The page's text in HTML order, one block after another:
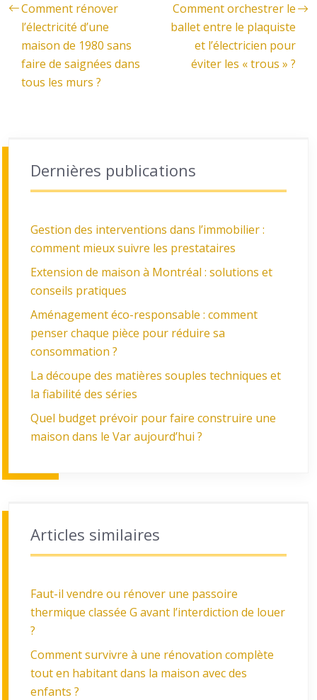
Comment rénover
l’électricité d’une
maison de 1980 sans
faire de saignées dans
tous les murs ?
Comment orchestrer le
ballet entre le plaquiste
et l’électricien pour
éviter les « trous » ?
Dernières publications
Gestion des interventions dans l’immobilier :
comment mieux suivre les prestataires
Extension de maison à Montréal : solutions et
conseils pratiques
Aménagement éco-responsable : comment
penser chaque pièce pour réduire sa
consommation ?
La découpe des matières souples techniques et
la fiabilité des séries
Quel budget prévoir pour faire construire une
maison dans le Var aujourd’hui ?
Articles similaires
Faut-il vendre ou rénover une passoire
thermique classée G avant l’interdiction de louer
?
Comment survivre à une rénovation complète
tout en habitant dans la maison avec des
enfants ?